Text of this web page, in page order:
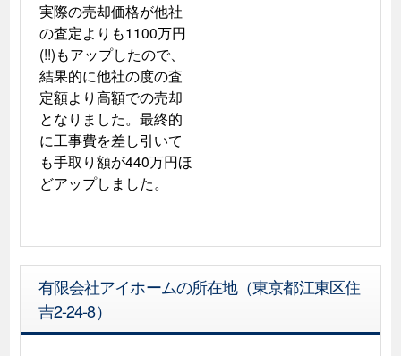
実際の売却価格が他社
の査定よりも1100万円
(!!)もアップしたので、
結果的に他社の度の査
定額より高額での売却
となりました。最終的
に工事費を差し引いて
も手取り額が440万円ほ
どアップしました。
有限会社アイホームの所在地（東京都江東区住
吉2-24-8）